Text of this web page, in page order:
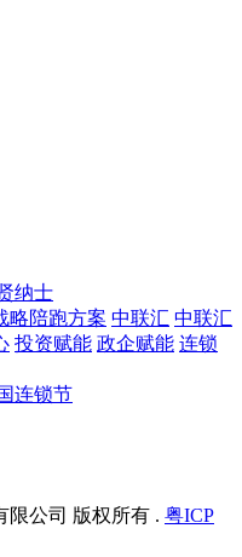
纳士
略陪跑方案 中联汇 中联汇
投资赋能 政企赋能 连锁
连锁节
限公司 版权所有 . 粤ICP